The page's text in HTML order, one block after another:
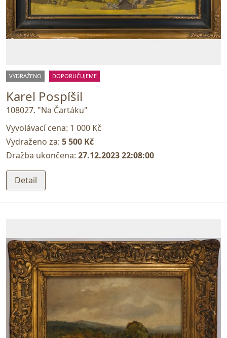
VYDRAŽENO DOPORUČUJEME
Karel Pospíšil
108027. "Na Čartáku"
Vyvolávací cena: 1 000 Kč
Vydraženo za: 5 500 Kč
Dražba ukončena: 27.12.2023 22:08:00
Detail